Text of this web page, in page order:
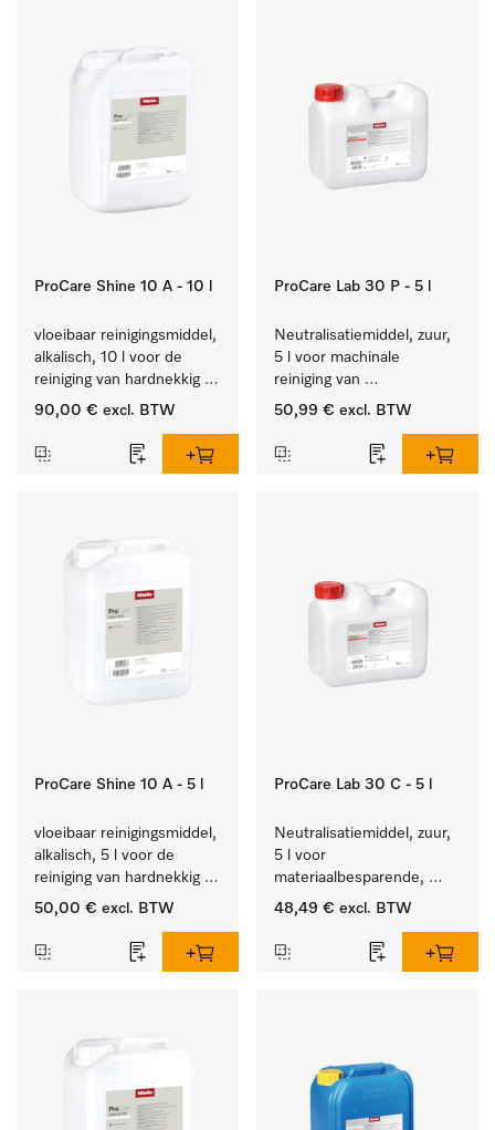
ProCare Shine 10 A - 10 l
vloeibaar reinigingsmiddel,
alkalisch, 10 l voor de
reiniging van hardnekkig
vuil op serviesgoed,
90,00 € excl. BTW
ProCare Lab 30 P - 5 l
Neutralisatiemiddel, zuur,
5 l voor machinale
reiniging van
laboratoriumglaswerk en -
50,99 € excl. BTW
ProCare Shine 10 A - 5 l
vloeibaar reinigingsmiddel,
alkalisch, 5 l voor de
reiniging van hardnekkig
vuil op serviesgoed,
50,00 € excl. BTW
ProCare Lab 30 C - 5 l
Neutralisatiemiddel, zuur,
5 l voor
materiaalbesparende,
machinale reiniging van
gerei.
48,49 € excl. BTW